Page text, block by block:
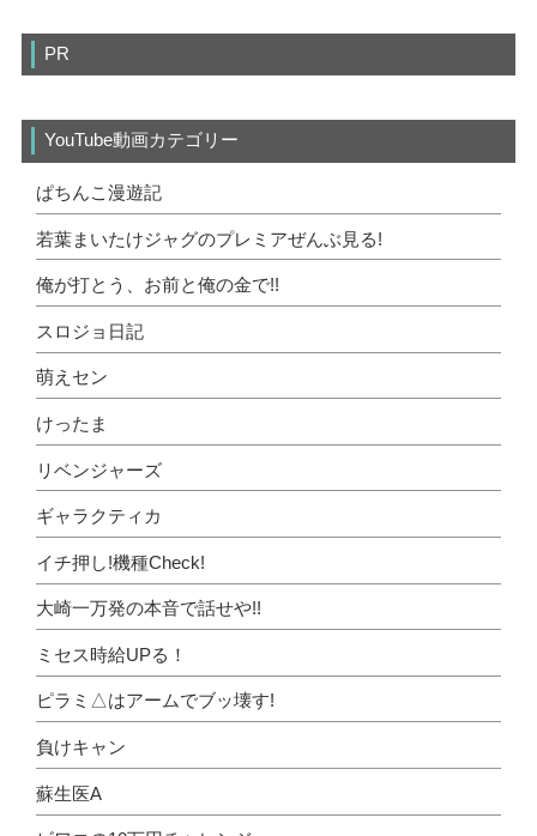
PR
YouTube動画カテゴリー
ぱちんこ漫遊記
若葉まいたけジャグのプレミアぜんぶ見る!
俺が打とう、お前と俺の金で!!
スロジョ日記
萌えセン
けったま
リベンジャーズ
ギャラクティカ
イチ押し!機種Check!
大崎一万発の本音で話せや!!
ミセス時給UPる！
ピラミ△はアームでブッ壊す!
負けキャン
蘇生医A